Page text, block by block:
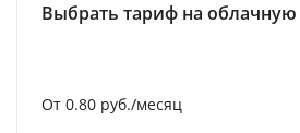
Выбрать тариф на
От 0.80 руб./месяц